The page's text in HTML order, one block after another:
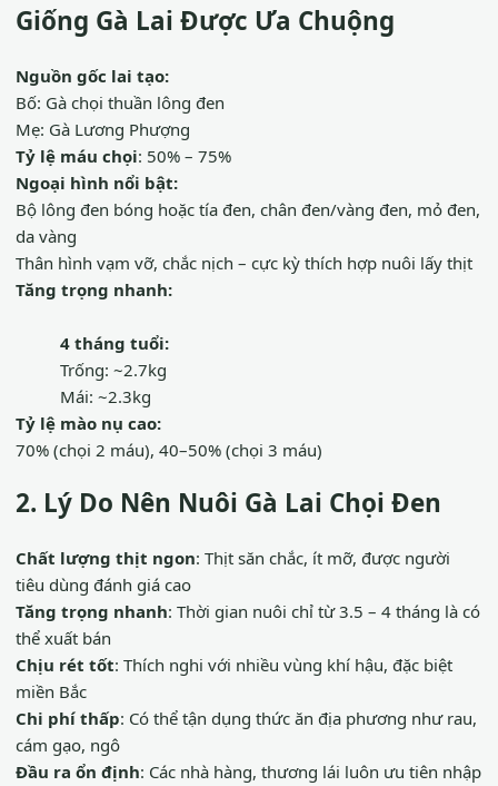
Giống Gà Lai Được Ưa Chuộng
Nguồn gốc lai tạo:
Bố: Gà chọi thuần lông đen
Mẹ: Gà Lương Phượng
Tỷ lệ máu chọi: 50% – 75%
Ngoại hình nổi bật:
Bộ lông đen bóng hoặc tía đen, chân đen/vàng đen, mỏ đen,
da vàng
Thân hình vạm vỡ, chắc nịch – cực kỳ thích hợp nuôi lấy thịt
Tăng trọng nhanh:
4 tháng tuổi:
Trống: ~2.7kg
Mái: ~2.3kg
Tỷ lệ mào nụ cao:
70% (chọi 2 máu), 40–50% (chọi 3 máu)
2. Lý Do Nên Nuôi Gà Lai Chọi Đen
Chất lượng thịt ngon: Thịt săn chắc, ít mỡ, được người
tiêu dùng đánh giá cao
Tăng trọng nhanh: Thời gian nuôi chỉ từ 3.5 – 4 tháng là có
thể xuất bán
Chịu rét tốt: Thích nghi với nhiều vùng khí hậu, đặc biệt
miền Bắc
Chi phí thấp: Có thể tận dụng thức ăn địa phương như rau,
cám gạo, ngô
Đầu ra ổn định: Các nhà hàng, thương lái luôn ưu tiên nhập